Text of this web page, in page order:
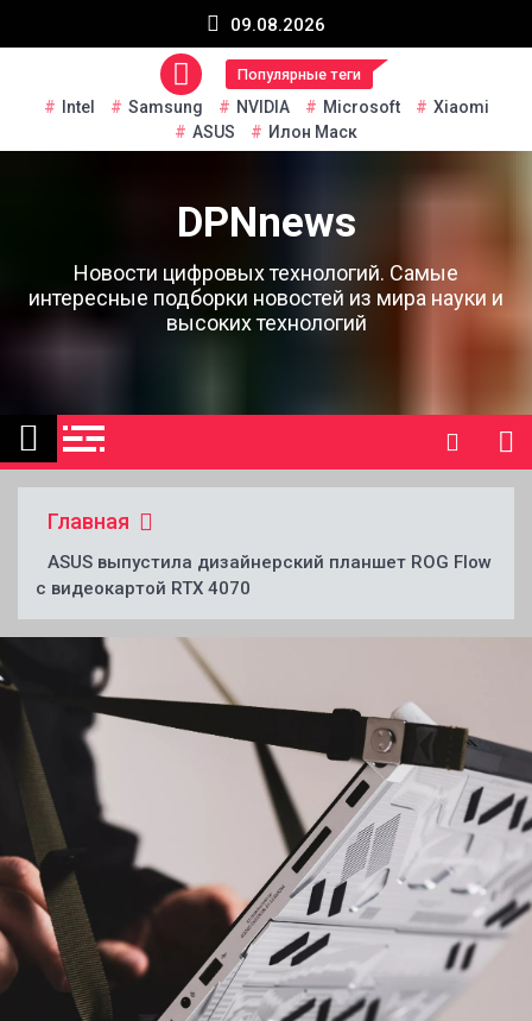
09.08.2026
Популярные теги
Intel Samsung NVIDIA Microsoft
Xiaomi
ASUS
Илон Маск
DPNnews
Новости цифровых технологий. Самые
интересные подборки новостей из мира науки и
высоких технологий
Главная
ASUS выпустила дизайнерский планшет ROG Flow
с видеокартой RTX 4070